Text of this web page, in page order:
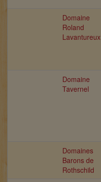
Domaine
Roland
Lavantureux
Domaine
Tavernel
Domaines
Barons de
Rothschild